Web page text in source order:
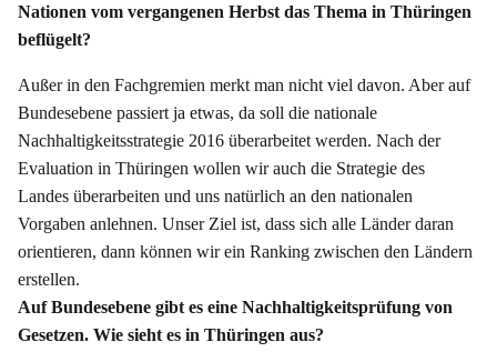
Nationen vom vergangenen Herbst das Thema in Thüringen
beflügelt?
Außer in den Fachgremien merkt man nicht viel davon. Aber auf
Bundesebene passiert ja etwas, da soll die nationale
Nachhaltigkeitsstrategie 2016 überarbeitet werden. Nach der
Evaluation in Thüringen wollen wir auch die Strategie des
Landes überarbeiten und uns natürlich an den nationalen
Vorgaben anlehnen. Unser Ziel ist, dass sich alle Länder daran
orientieren, dann können wir ein Ranking zwischen den Ländern
erstellen.
Auf Bundesebene gibt es eine Nachhaltigkeitsprüfung von
Gesetzen. Wie sieht es in Thüringen aus?